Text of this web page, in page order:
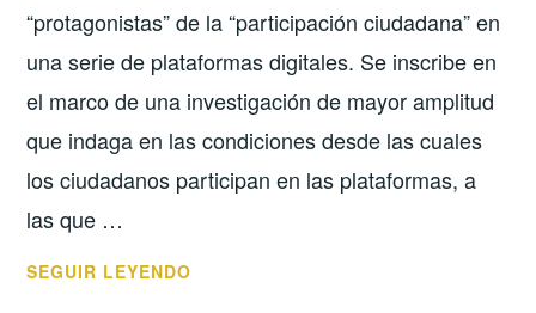
DE
ESCALA
MUNICIPAL
“protagonistas” de la “participación ciudadana” en
una serie de plataformas digitales. Se inscribe en
el marco de una investigación de mayor amplitud
que indaga en las condiciones desde las cuales
los ciudadanos participan en las plataformas, a
las que …
SEGUIR LEYENDO